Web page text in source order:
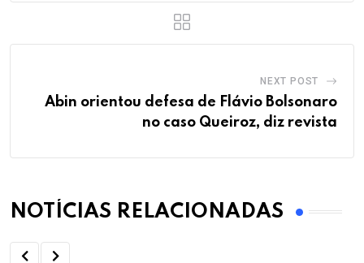
NEXT POST
Abin orientou defesa de Flávio Bolsonaro
no caso Queiroz, diz revista
NOTÍCIAS RELACIONADAS